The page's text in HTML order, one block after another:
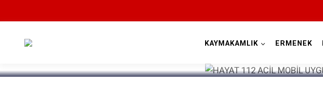
KAYMAKAMLIK ERMENEK